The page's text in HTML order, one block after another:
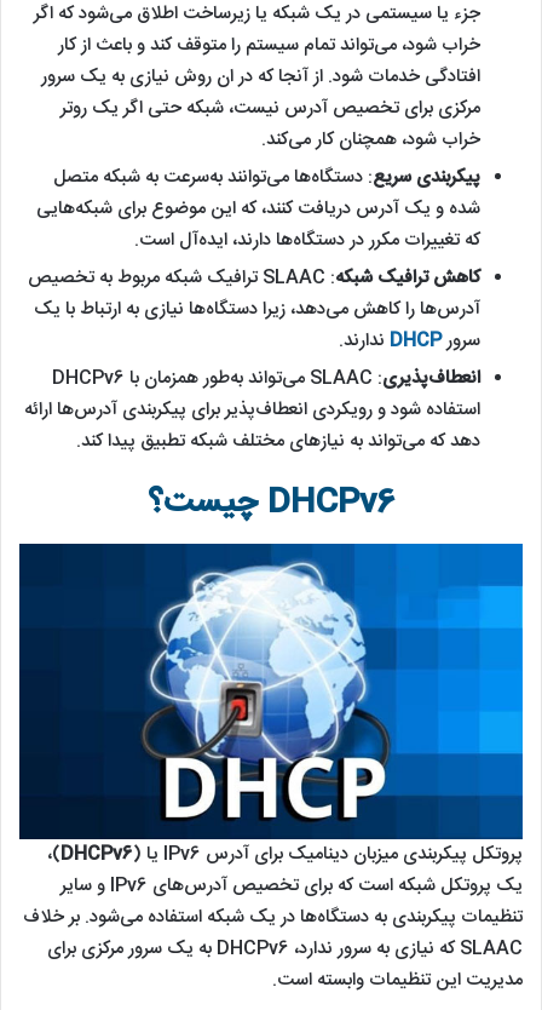
جزء یا سیستمی در یک شبکه یا زیرساخت اطلاق می‌شود که اگر
خراب شود، می‌تواند تمام سیستم را متوقف کند و باعث از کار
افتادگی خدمات شود. از آنجا که در ان روش نیازی به یک سرور
مرکزی برای تخصیص آدرس نیست، شبکه حتی اگر یک روتر
خراب شود، همچنان کار می‌کند.
پیکربندی سریع: دستگاه‌ها می‌توانند به‌سرعت به شبکه متصل
شده و یک آدرس دریافت کنند، که این موضوع برای شبکه‌هایی
که تغییرات مکرر در دستگاه‌ها دارند، ایده‌آل است.
کاهش ترافیک شبکه
: SLAAC ترافیک شبکه مربوط به تخصیص
آدرس‌ها را کاهش می‌دهد، زیرا دستگاه‌ها نیازی به ارتباط با یک
سرورDHCP ندارند.
انعطاف‌پذیری
: SLAAC می‌تواند به‌طور همزمان با DHCPv6
استفاده شود و رویکردی انعطاف‌پذیر برای پیکربندی آدرس‌ها ارائه
دهد که می‌تواند به نیازهای مختلف شبکه تطبیق پیدا کند.
DHCPv6 چیست؟
پروتکل پیکربندی میزبان دینامیک برای آدرس IPv6 یا ( DHCPv6)،
یک پروتکل شبکه است که برای تخصیص آدرس‌های IPv6 و سایر
تنظیمات پیکربندی به دستگاه‌ها در یک شبکه استفاده می‌شود. بر خلاف
SLAAC که نیازی به سرور ندارد، DHCPv6 به یک سرور مرکزی برای
مدیریت این تنظیمات وابسته است.